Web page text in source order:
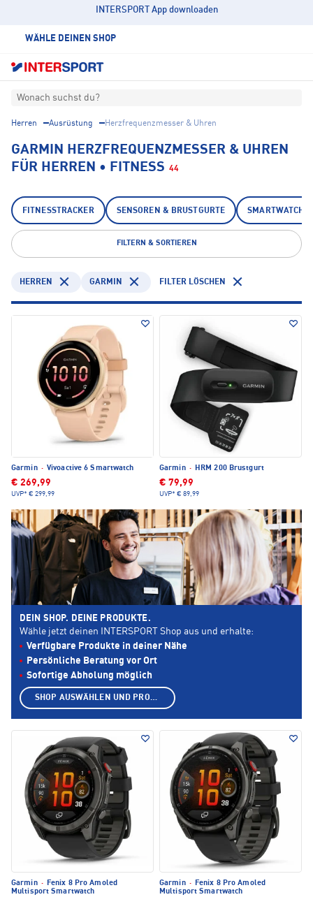
INTERSPORT App downloaden
WÄHLE DEINEN SHOP
Wonach suchst du?
Herren Ausrüstung Herzfrequenzmesser & Uhren
GARMIN HERZFREQUENZMESSER & UHREN
FÜR HERREN • FITNESS 44
FITNESSTRACKER SENSOREN & BRUSTGURTE
FILTERN & SORTIEREN
HERREN GARMIN FILTER LÖSCHEN
Garmin · Vivoactive 6 Smartwatch
€ 269,99
UVP* € 299,99
Garmin · HRM 200 Brustgurt
€ 79,99
UVP* € 89,99
Garmin · Fenix 8 Pro Amoled
Multisport Smartwatch
Garmin · Fenix 8 Pro Amoled
Multisport Smartwatch
DEIN SHOP. DEINE PRODUKTE.
Wähle jetzt deinen INTERSPORT Shop aus und erhalte:
Verfügbare Produkte in deiner Nähe
Persönliche Beratung vor Ort
Sofortige Abholung möglich
SHOP AUSWÄHLEN UND PRODUKTE ANZEIGEN